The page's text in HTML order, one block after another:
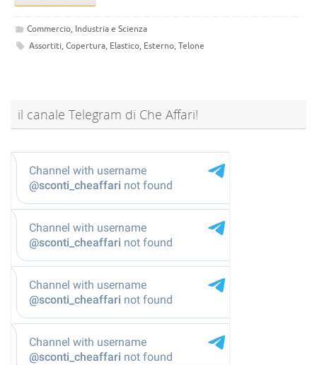
Commercio, Industria e Scienza
Assortiti, Copertura, Elastico, Esterno, Telone
il canale Telegram di Che Affari!